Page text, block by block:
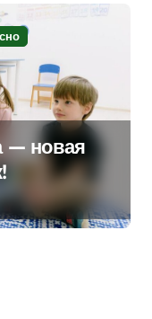
— новая